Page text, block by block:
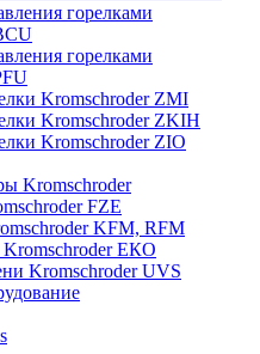
горелками
горелками
Kromschroder ZМI
Kromschroder ZKIH
Kromschroder ZIO
Kromschroder
FZE
KFM, RFM
ЕКО
Kromschroder UVS